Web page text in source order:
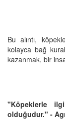
Bu alıntı,
kolayca bağ
kazanmak, bir
"Köpeklerle
olduğudur." -